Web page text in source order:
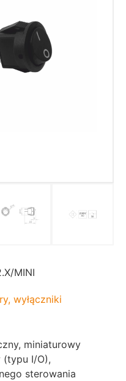
MINI
wyłączniki
miniaturowy
(typu I/O),
sterowania